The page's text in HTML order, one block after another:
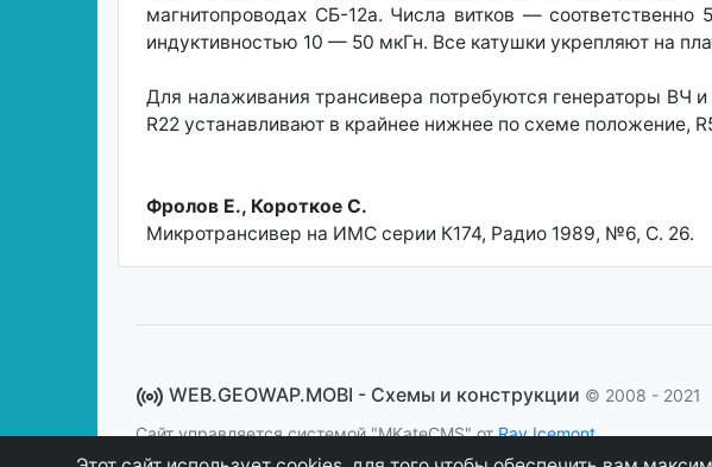
магнитопроводах СБ-12а. Числа витков —
индуктивностью 10 — 50 мкГн. Все катушки укрепляют на
Для налаживания трансивера потребуются генераторы ВЧ
R22 устанавливают в крайнее нижнее по схеме положение,
Фролов Е., Короткое С.
Микротрансивер на ИМС серии К174, Радио 1989, №6, С. 26.
WEB.GEOWAP.MOBI - Cхемы и конструкции © 2008 - 2021
Сайт управляется системой "MKateCMS" отRay Icemont.